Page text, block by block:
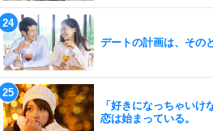
デートの計画は、その
「好きになっちゃいけ
恋は始まっている。